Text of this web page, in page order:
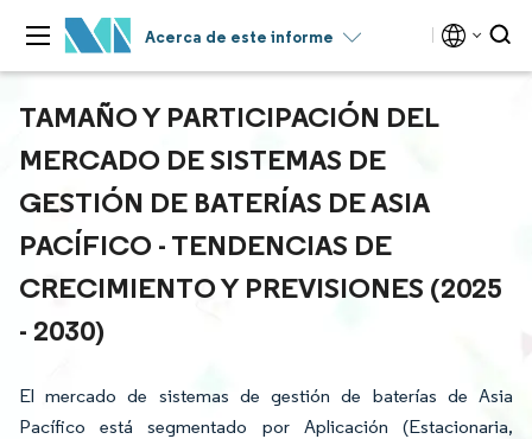
Acerca de este informe
TAMAÑO Y PARTICIPACIÓN DEL
MERCADO DE SISTEMAS DE
GESTIÓN DE BATERÍAS DE ASIA
PACÍFICO - TENDENCIAS DE
CRECIMIENTO Y PREVISIONES (2025
- 2030)
El mercado de sistemas de gestión de baterías de Asia
Pacífico está segmentado por Aplicación (Estacionaria,